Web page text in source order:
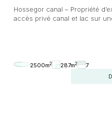
Hossegor canal – Propriété
accès privé canal et lac sur
2500m2 287m2
7